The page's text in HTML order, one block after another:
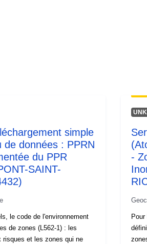
simple
de données : PPRN
du PPR
SAINT-
le code de l'environnement
de zones (L562-1) : les
risques et les zones qui ne
-